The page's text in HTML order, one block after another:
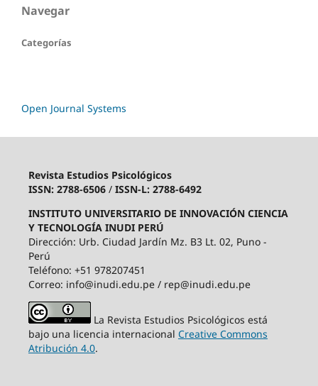
Navegar
Categorías
Open Journal Systems
Revista Estudios Psicológicos
ISSN: 2788-6506/ ISSN-L: 2788-6492
INSTITUTO UNIVERSITARIO DE INNOVACIÓN CIENCIA
Y TECNOLOGÍA INUDI PERÚ
Dirección: Urb. Ciudad Jardín Mz. B3 Lt. 02, Puno -
Perú
Teléfono: +51 978207451
Correo: info@inudi.edu.pe / rep@inudi.edu.pe
La Revista Estudios Psicológicos está
bajo una licencia internacional Creative Commons
Atribución 4.0.